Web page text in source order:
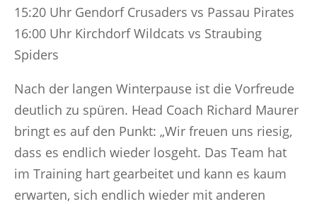
15:20 Uhr Gendorf Crusaders vs Passau Pirates
16:00 Uhr Kirchdorf Wildcats vs Straubing
Spiders
Nach der langen Winterpause ist die Vorfreude
deutlich zu spüren. Head Coach Richard Maurer
bringt es auf den Punkt: „Wir freuen uns riesig,
dass es endlich wieder losgeht. Das Team hat
im Training hart gearbeitet und kann es kaum
erwarten, sich endlich wieder mit anderen